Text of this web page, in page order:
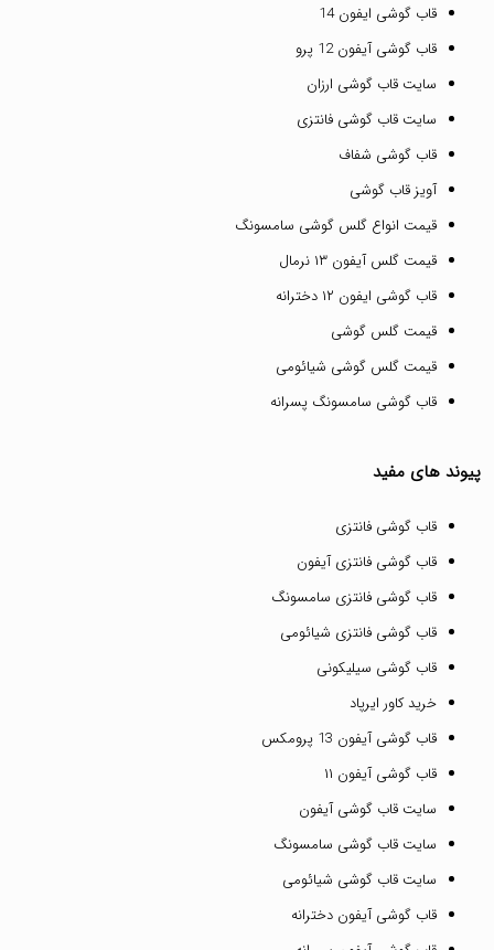
قاب گوشی ایفون 14
قاب گوشی آیفون 12 پرو
سایت قاب گوشی ارزان
سایت قاب گوشی فانتزی
قاب گوشی شفاف
آویز قاب گوشی
قیمت انواع گلس گوشی سامسونگ
قیمت گلس آیفون ۱۳ نرمال
قاب گوشی ایفون ۱۲ دخترانه
قیمت گلس گوشی
قیمت گلس گوشی شیائومی
قاب گوشی سامسونگ پسرانه
پیوند های مفید
قاب گوشی فانتزی
قاب گوشی فانتزی آیفون
قاب گوشی فانتزی سامسونگ
قاب گوشی فانتزی شیائومی
قاب گوشی سیلیکونی
خرید کاور ایرپاد
قاب گوشی آیفون 13 پرومکس
قاب گوشی آیفون ۱۱
سایت قاب گوشی آیفون
سایت قاب گوشی سامسونگ
سایت قاب گوشی شیائومی
قاب گوشی آیفون دخترانه